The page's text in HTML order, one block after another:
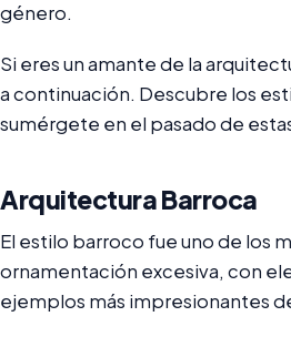
género.
Si eres un amante de la
a continuación. Descubre los
sumérgete en el pasado de
Arquitectura Barroca
El estilo barroco fue uno de los
ornamentación excesiva, con
ejemplos más impresionantes